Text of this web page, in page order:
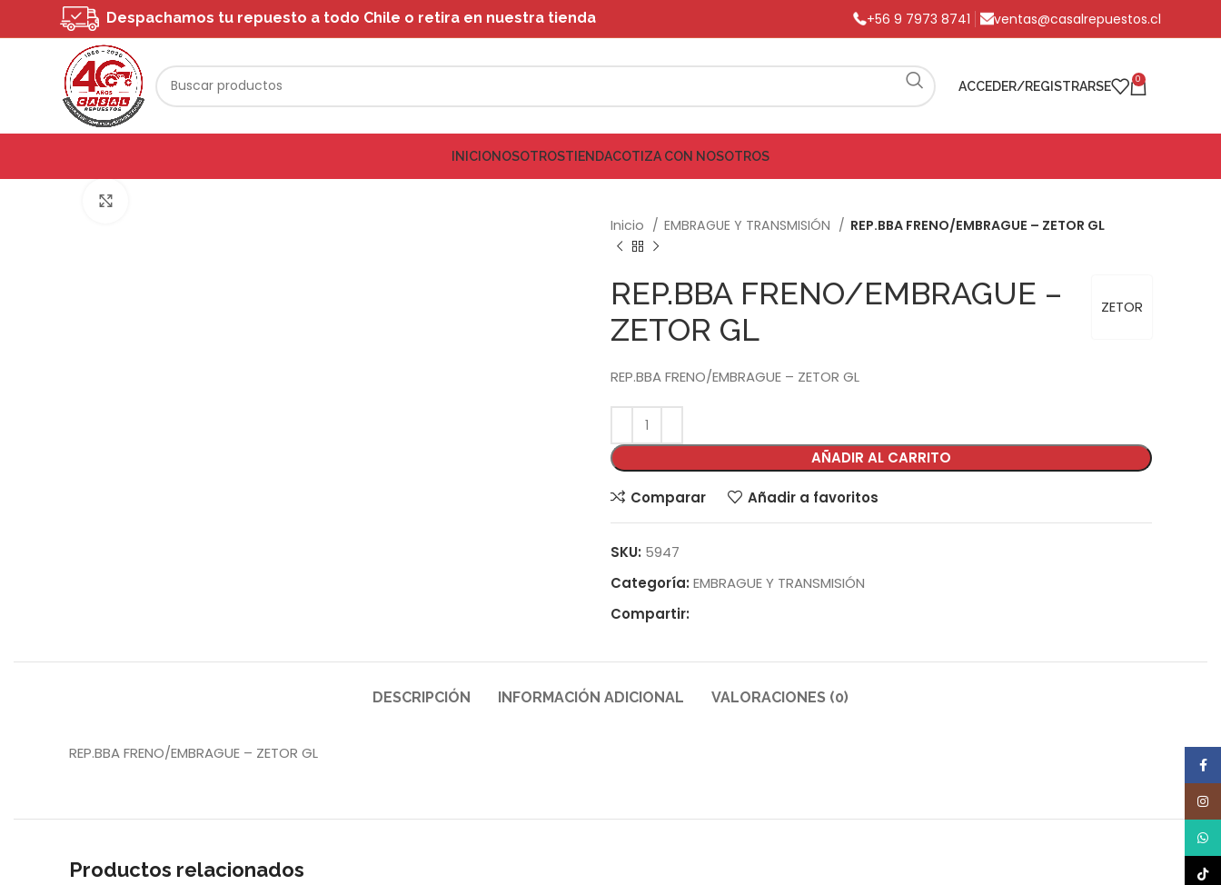
Despachamos tu repuesto a todo Chile o retira en nuestra tienda +56 9 7973 8741 ventas@casalrepuestos.cl
ACCEDER/REGISTRARSE 0
INICIONOSOTROSTIENDACOTIZA CON NOSOTROS
Inicio EMBRAGUE Y TRANSMISIÓN REP.BBA FRENO/EMBRAGUE – ZETOR GL
ZETOR
REP.BBA FRENO/EMBRAGUE –
ZETOR GL
REP.BBA FRENO/EMBRAGUE – ZETOR GL
AÑADIR AL CARRITO
Comparar Añadir a favoritos
SKU: 5947
Categoría: EMBRAGUE Y TRANSMISIÓN
Compartir:
DESCRIPCIÓN INFORMACIÓN ADICIONAL VALORACIONES (0)
REP.BBA FRENO/EMBRAGUE – ZETOR GL
Productos relacionados